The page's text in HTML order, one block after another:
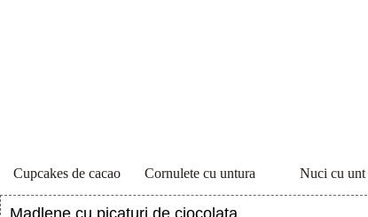
Cupcakes de cacao Cornulete cu untura Nuci cu unt
Madlene cu picaturi de ciocolata